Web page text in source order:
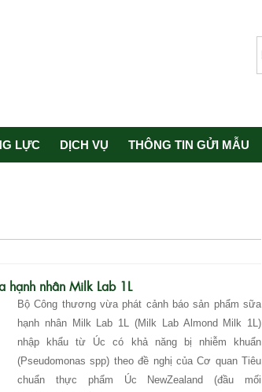
LỰC DỊCH VỤ THÔNG TIN GỬI MẪU
hạnh nhân Milk Lab 1L
Bộ Công thương vừa phát cảnh báo sản phẩm sữa
hạnh nhân Milk Lab 1L (Milk Lab Almond Milk 1L)
nhập khẩu từ Úc có khả năng bị nhiễm khuẩn
(Pseudomonas spp) theo đề nghị của Cơ quan Tiêu
chuẩn thực phẩm Úc NewZealand (đầu mối